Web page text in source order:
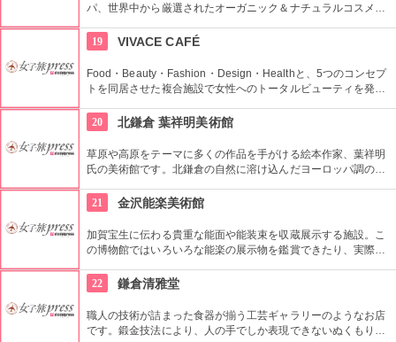
パ、世界中から厳選されたオーガニック＆ナチュラルコスメを
り、心も体もリフレッシュできます。
19 VIVACE CAFÉ
Food・Beauty・Fashion・Design・Healthと、5つのコンセプ
トを同居させた複合施設で女性へのトータルビューティを発信
ェ）」は、県産食材を使ったボリュームランチやヘルシーな創
作イタリアンが楽しめると地元の女性に人気です。テラス席も
あり、夜には照明を落としてムーディなラウンジ風バー・カフ
ェとしてデートにうってつけな雰囲気に様変わりします。
20 北鎌倉 葉祥明美術館
草原や高原をテーマに多くの作品を手がける絵本作家、葉祥明
氏の美術館です。北鎌倉の自然に溶け込んだヨーロッパ調の美
い作品にとっても癒されます。作品のグッズが揃うミュージア
ムショップも必見です。
21 金沢能楽美術館
加賀宝生に伝わる貴重な能面や能装束を収蔵展示する施設。こ
の博物館ではいろいろな能楽の展示物を鑑賞できたり、実際に
一つ。金沢希少伝統工芸の専門アンテナショップ「金沢・クラ
フト広坂」が館内に併設されている。
22 鎌倉清雅堂
職人の技術が詰まった食器が揃う工芸ギャラリーのようなお店
です。鍛金技法により、人の手でしか表現できないぬくもりを